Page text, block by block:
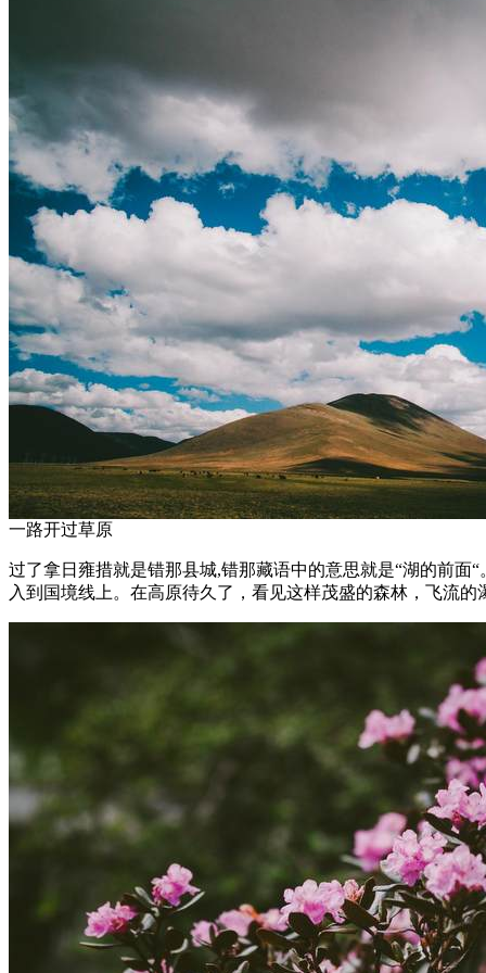
一路开过草原
过了拿日雍措就是错那县城,错那藏语中的意思就是“湖的前
入到国境线上。在高原待久了，看见这样茂盛的森林，飞流